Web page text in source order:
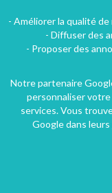
107€/nuit
- Améliorer la qualité
- Diffuser des
- Proposer des
Notre partenaire
personnaliser
services. Vous
Google dans leurs